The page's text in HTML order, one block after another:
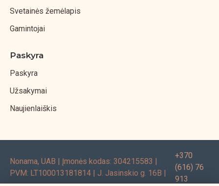
Svetainės žemėlapis
Gamintojai
Paskyra
Paskyra
Užsakymai
Naujienlaiškis
Nonama, UAB | Įmonės kodas: 304215583 |
PVM: LT100013181814 | J. Jasinskio g. 16B |
+370
(616) 76
913